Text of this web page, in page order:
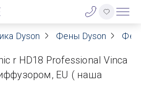
Dyson Фены Dyson Фен
r HD18 Professional Vinca
EU ( наша